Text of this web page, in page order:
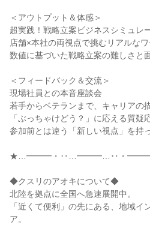
＜アウトプット＆体感＞
超実践！戦略立案ビジネスシミュレ
店舗×本社の両視点で挑むリアルなワ
数値に基づいた戦略立案の難しさと
＜フィードバック＆交流＞
現場社員との本音座談会
若手からベテランまで、キャリアの
「ぶっちゃけどう？」に応える質疑
参加前とは違う「新しい視点」を持
★…━━━・‥…━━━…‥・
◆クスリのアオキについて◆
北陸を拠点に全国へ急速展開中。
「近くて便利」の先にある、地域イ
ア。